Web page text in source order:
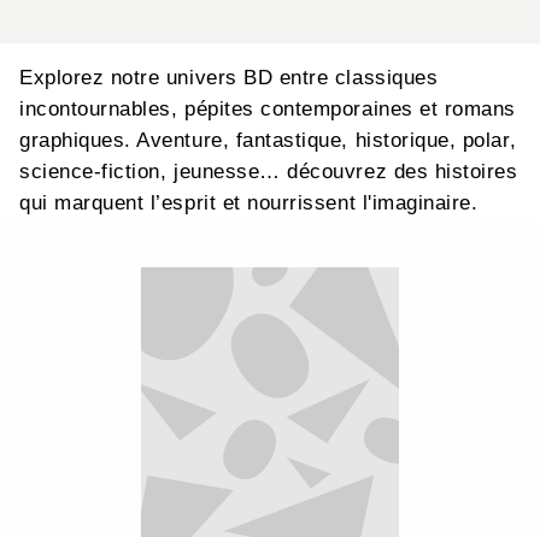
Explorez notre univers BD entre classiques
incontournables, pépites contemporaines et romans
graphiques. Aventure, fantastique, historique, polar,
science-fiction, jeunesse… découvrez des histoires
qui marquent l’esprit et nourrissent l'imaginaire.